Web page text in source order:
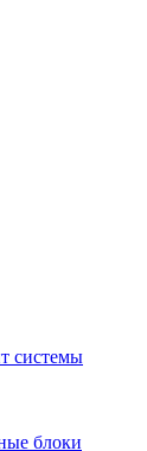
системы
блоки